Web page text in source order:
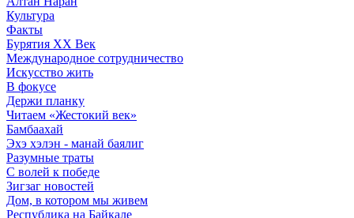
Культура
Факты
Бурятия XX Век
Международное сотрудничество
Искусство жить
В фокусе
Держи планку
Читаем «Жестокий век»
Бамбаахай
Эхэ хэлэн - манай баялиг
Разумные траты
С волей к победе
Зигзаг новостей
Дом, в котором мы живем
Республика на Байкале